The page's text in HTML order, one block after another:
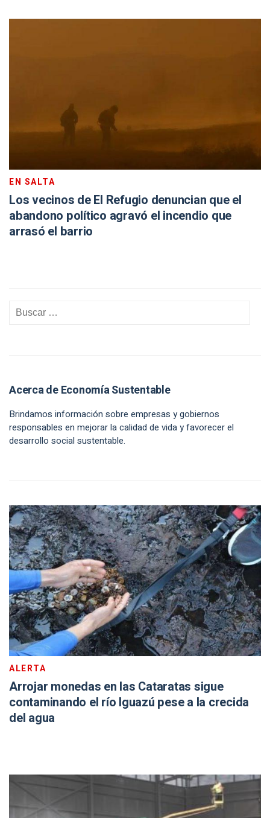
EN SALTA
Los vecinos de El Refugio denuncian que el
abandono político agravó el incendio que
arrasó el barrio
Acerca de Economía Sustentable
Brindamos información sobre empresas y gobiernos
responsables en mejorar la calidad de vida y favorecer el
desarrollo social sustentable.
ALERTA
Arrojar monedas en las Cataratas sigue
contaminando el río Iguazú pese a la crecida
del agua